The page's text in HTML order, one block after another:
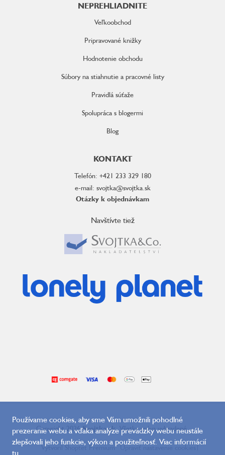
Používame cookies, aby sme Vám umožnili pohodlné
prezeranie webu a vďaka analýze prevádzky webu neustále
zlepšovali jeho funkcie, výkon a použiteľnosť. Viac informácií
tu
NEPREHLIADNITE
Veľkoobchod
Pripravované knižky
Hodnotenie obchodu
Súbory na stiahnutie a pracovné listy
Pravidlá súťaže
Spolupráca s blogermi
Blog
KONTAKT
Telefón: +421 233 329 180
e-mail: svojtka@svojtka.sk
Otázky k objednávkam
Navštívte tiež
Copyright 2026Svojtka.sk. Všetky práva vyhradené.
Vytvoril Shoptet Premium Upraviť nastavenie cookies|